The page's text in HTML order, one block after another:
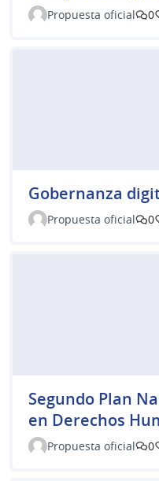
Propuesta oficial 0
Gobernanza
Propuesta oficial 0
Segundo Plan
en Derechos
Propuesta oficial 0